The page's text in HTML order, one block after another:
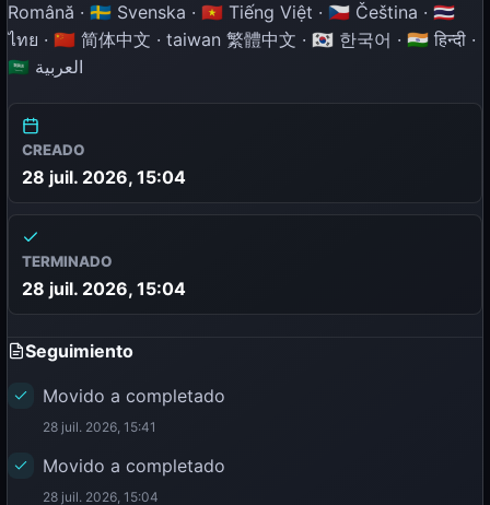
Română · 🇸🇪 Svenska · 🇻🇳 Tiếng Việt · 🇨🇿 Čeština · 🇹🇭
ไทย · 🇨🇳 简体中文 · taiwan 繁體中文 · 🇰🇷 한국어 · 🇮🇳 हिन्दी ·
🇸🇦 العربية
CREADO
28 juil. 2026, 15:04
TERMINADO
28 juil. 2026, 15:04
Seguimiento
Movido a completado
28 juil. 2026, 15:41
Movido a completado
28 juil. 2026, 15:04